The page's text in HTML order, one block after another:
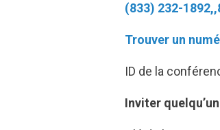
(833) 232-
Trouver un
ID de la
Inviter